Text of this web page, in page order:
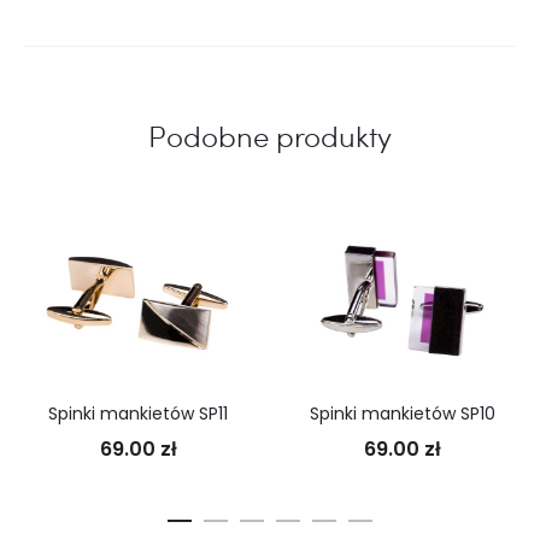
Podobne produkty
Spinki mankietów SP11
69.00 zł
Spinki mankietów SP10
69.00 zł